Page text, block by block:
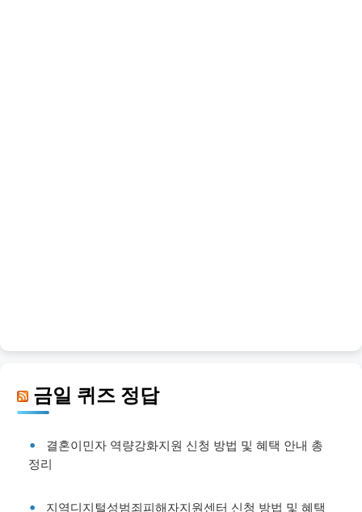
금일 퀴즈 정답
결혼이민자 역량강화지원 신청 방법 및 혜택 안내 총
정리
지역디지털성범죄피해자지원센터 신청 방법 및 혜택